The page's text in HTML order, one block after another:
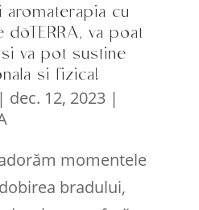
cu
va poat
va pot sustine
si fizica!
| dec. 12, 2023|
momentele
bradului,